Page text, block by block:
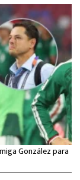
González para